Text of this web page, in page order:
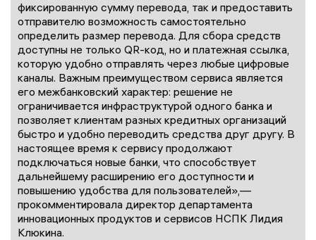
фиксированную сумму перевода, так и предоставить
отправителю возможность самостоятельно
определить размер перевода. Для сбора средств
доступны не только QR-код, но и платежная ссылка,
которую удобно отправлять через любые цифровые
каналы. Важным преимуществом сервиса является
его межбанковский характер: решение не
ограничивается инфраструктурой одного банка и
позволяет клиентам разных кредитных организаций
быстро и удобно переводить средства друг другу. В
настоящее время к сервису продолжают
подключаться новые банки, что способствует
дальнейшему расширению его доступности и
повышению удобства для пользователей»,—
прокомментировала директор департамента
инновационных продуктов и сервисов НСПК Лидия
Клюкина.